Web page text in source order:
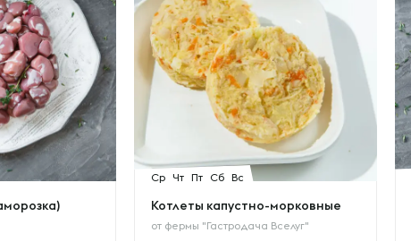
Ср Чт Пт Сб Вс
Котлеты капустно-морковные
от фермы "Гастродача Вселуг"